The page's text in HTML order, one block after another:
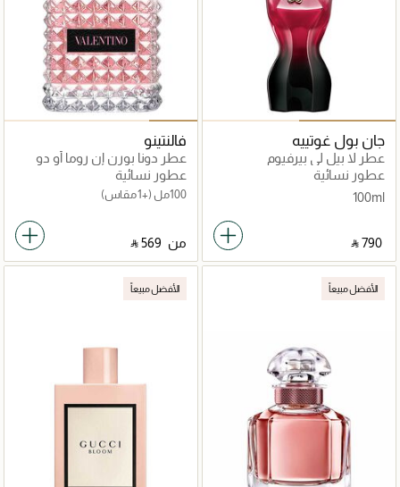
جان بول غوتييه
عطر لا بيل لي بيرفيوم
عطور نسائية
100ml
‎ ⃁ ⁦790⁩ ‎
فالنتينو
عطر دونا بورن إن روما أو دو
برفان
عطور نسائية
100مل (+1 مقاس)
من ‎ ⃁ ⁦569⁩ ‎
الأفضل مبيعاً الأفضل مبيعاً